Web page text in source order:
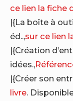
ce lien la fiche
|{La boîte à
éd..,sur ce lien
|{Création
idées.,
|{Créer son
livre.